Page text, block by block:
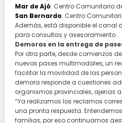
Mar de Ajó: Centro Comunitario
San Bernardo: Centro
Además, está disponible el canal
para consultas y asesoramiento.
Demoras en la entrega de
Por otra parte, desde comienzos
nuevos pases multimodales, un
facilitar la movilidad de las
demora responde a cuestiones
organismos provinciales, ajenas
“Ya realizamos los reclamos
una pronta respuesta.
familias, por eso continuamos